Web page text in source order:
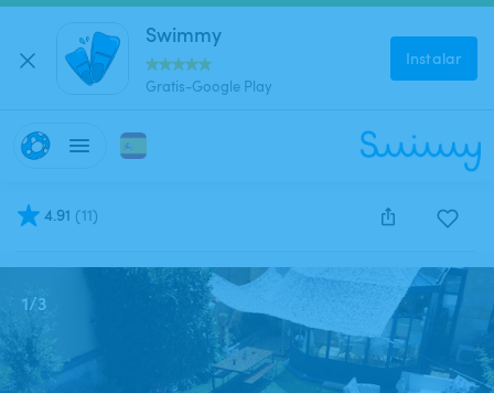
Swimmy
Gratis-Google Play
Instalar
4.91 (11)
Este anuncio está cerrado y no se puede reservar.
1/3